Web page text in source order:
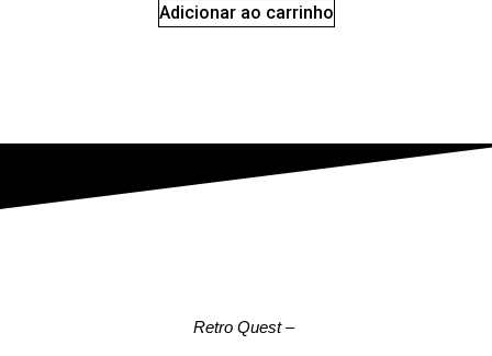
Adicionar ao carrinho
Retro Quest–